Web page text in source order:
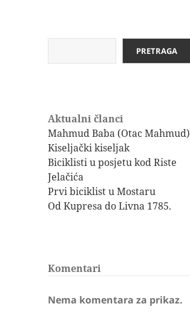
PRETRAGA
Aktualni članci
Mahmud Baba (Otac Mahmud)
Kiseljački kiseljak
Biciklisti u posjetu kod Riste
Jelačića
Prvi biciklist u Mostaru
Od Kupresa do Livna 1785.
Komentari
Nema komentara za prikaz.